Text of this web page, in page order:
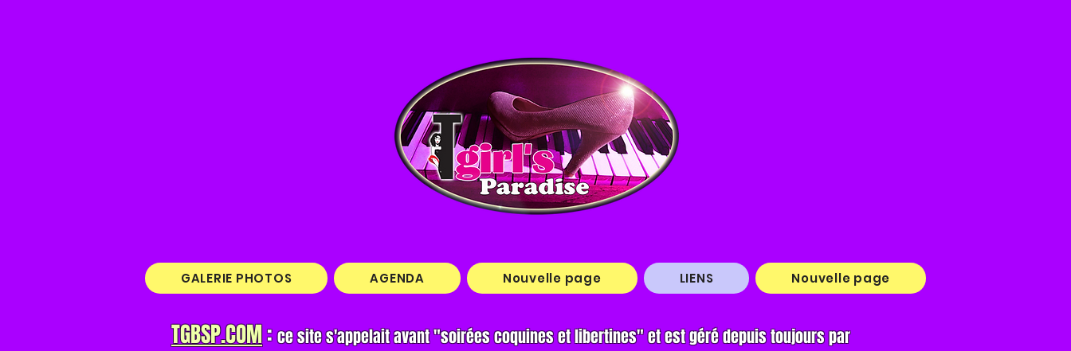
GALERIE PHOTOS AGENDA Nouvelle page LIENS Nouvelle page
TGBSP.COM:ce site s'appelait avant "soirées coquines et libertines" etest géré depuis toujours par